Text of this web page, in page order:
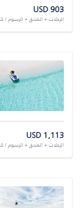
USD 903
الرحلات + الفندق + الرسوم /
USD 1,113
الرحلات + الفندق + الرسوم /